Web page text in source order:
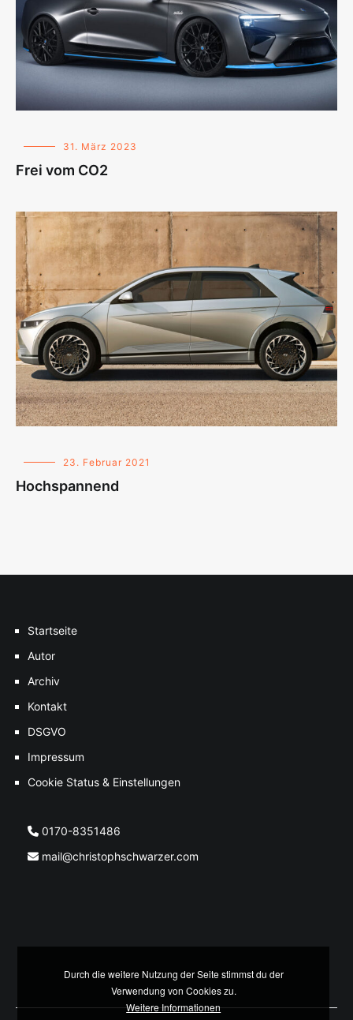
31. März 2023
Frei vom CO2
23. Februar 2021
Hochspannend
Startseite
Autor
Archiv
Kontakt
DSGVO
Impressum
Cookie Status & Einstellungen
0170-8351486
mail@christophschwarzer.com
Durch die weitere Nutzung der Seite stimmst du der
Verwendung von Cookies zu.
Weitere Informationen